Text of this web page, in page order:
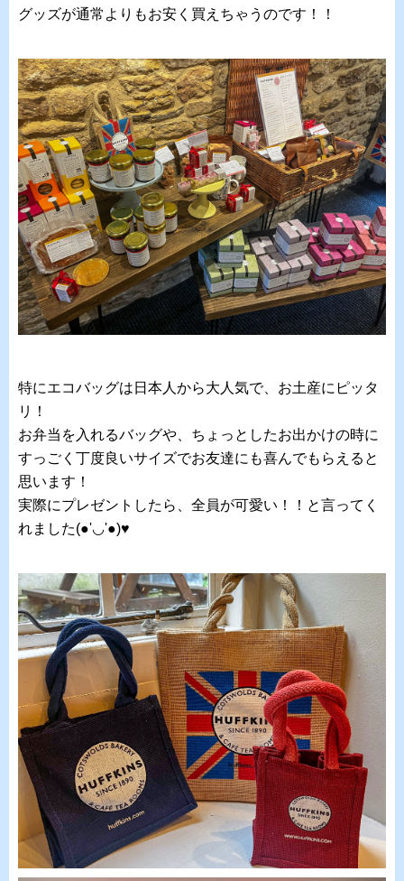
グッズが通常よりもお安く買えちゃうのです！！
特にエコバッグは日本人から大人気で、お土産にピッタ
リ！
お弁当を入れるバッグや、ちょっとしたお出かけの時に
すっごく丁度良いサイズでお友達にも喜んでもらえると
思います！
実際にプレゼントしたら、全員が可愛い！！と言ってく
れました(●'◡'●)♥